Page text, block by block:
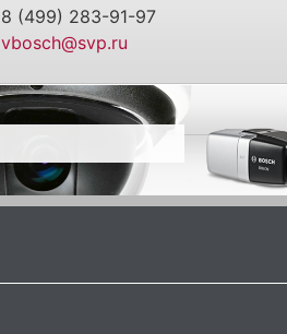
8 (499) 283-91-97
vbosch@svp.ru